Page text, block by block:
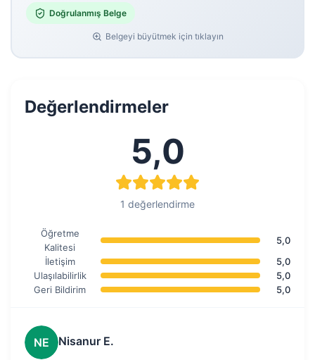
Doğrulanmış Belge
Belgeyi büyütmek için tıklayın
Değerlendirmeler
5,0
1 değerlendirme
Öğretme
Kalitesi
5,0
İletişim
5,0
Ulaşılabilirlik
5,0
Geri Bildirim
5,0
NE Nisanur E.